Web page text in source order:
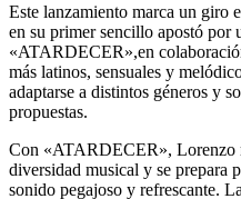
Este lanzamiento marca un giro
en su primer sencillo apostó por
«ATARDECER»,en
más latinos, sensuales y
adaptarse a distintos géneros y
propuestas.
Con «ATARDECER», Lorenzo
diversidad musical y se prepara
sonido pegajoso y refrescante.